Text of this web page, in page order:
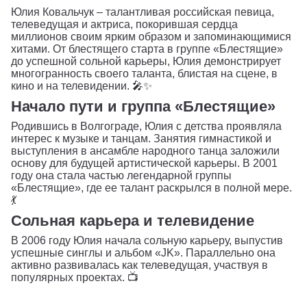
Юлия Ковальчук – талантливая российская певица,
телеведущая и актриса, покорившая сердца
миллионов своим ярким образом и запоминающимися
хитами. От блестящего старта в группе «Блестящие»
до успешной сольной карьеры, Юлия демонстрирует
многогранность своего таланта, блистая на сцене, в
кино и на телевидении. 🎤✨
Начало пути и группа «Блестящие»
Родившись в Волгограде, Юлия с детства проявляла
интерес к музыке и танцам. Занятия гимнастикой и
выступления в ансамбле народного танца заложили
основу для будущей артистической карьеры. В 2001
году она стала частью легендарной группы
«Блестящие», где ее талант раскрылся в полной мере.
💃
Сольная карьера и телевидение
В 2006 году Юлия начала сольную карьеру, выпустив
успешные синглы и альбом «JK». Параллельно она
активно развивалась как телеведущая, участвуя в
популярных проектах. 📺